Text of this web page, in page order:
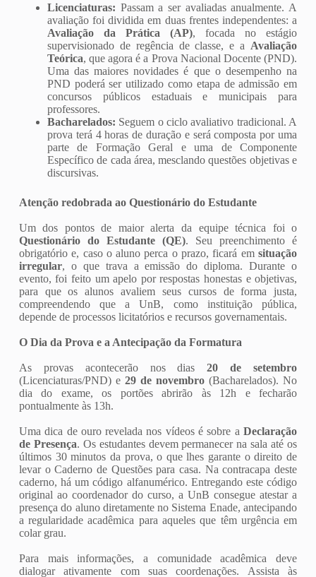
Licenciaturas: Passam a ser avaliadas anualmente. A
avaliação foi dividida em duas frentes independentes: a
Avaliação da Prática (AP), focada no estágio
supervisionado de regência de classe, e a Avaliação
Teórica, que agora é a Prova Nacional Docente (PND).
Uma das maiores novidades é que o desempenho na
PND poderá ser utilizado como etapa de admissão em
concursos públicos estaduais e municipais para
professores.
Bacharelados: Seguem o ciclo avaliativo tradicional. A
prova terá 4 horas de duração e será composta por uma
parte de Formação Geral e uma de Componente
Específico de cada área, mesclando questões objetivas e
discursivas.
Atenção redobrada ao Questionário do Estudante
Um dos pontos de maior alerta da equipe técnica foi o
Questionário do Estudante (QE). Seu preenchimento é
obrigatório e, caso o aluno perca o prazo, ficará emsituação
irregular, o que trava a emissão do diploma. Durante o
evento, foi feito um apelo por respostas honestas e objetivas,
para que os alunos avaliem seus cursos de forma justa,
compreendendo que a UnB, como instituição pública,
depende de processos licitatórios e recursos governamentais.
O Dia da Prova e a Antecipação da Formatura
As provas acontecerão nos dias20 de setembro
(Licenciaturas/PND) e 29 de novembro (Bacharelados). No
dia do exame, os portões abrirão às 12h e fecharão
pontualmente às 13h.
Uma dica de ouro revelada nos vídeos é sobre aDeclaração
de Presença. Os estudantes devem permanecer na sala até os
últimos 30 minutos da prova, o que lhes garante o direito de
levar o Caderno de Questões para casa. Na contracapa deste
caderno, há um código alfanumérico. Entregando este código
original ao coordenador do curso, a UnB consegue atestar a
presença do aluno diretamente no Sistema Enade, antecipando
a regularidade acadêmica para aqueles que têm urgência em
colar grau.
Para mais informações, a comunidade acadêmica deve
dialogar ativamente com suas coordenações. Assista às